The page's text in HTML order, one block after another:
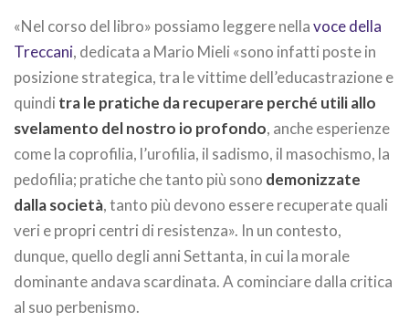
«Nel corso del libro» possiamo leggere nellavoce della
Treccani, dedicata a Mario Mieli «sono infatti poste in
posizione strategica, tra le vittime dell’educastrazione e
quindi tra le pratiche da recuperare perché utili allo
svelamento del nostro io profondo, anche esperienze
come la coprofilia, l’urofilia, il sadismo, il masochismo, la
pedofilia; pratiche che tanto più sono demonizzate
dalla società, tanto più devono essere recuperate quali
veri e propri centri di resistenza». In un contesto,
dunque, quello degli anni Settanta, in cui la morale
dominante andava scardinata. A cominciare dalla critica
al suo perbenismo.